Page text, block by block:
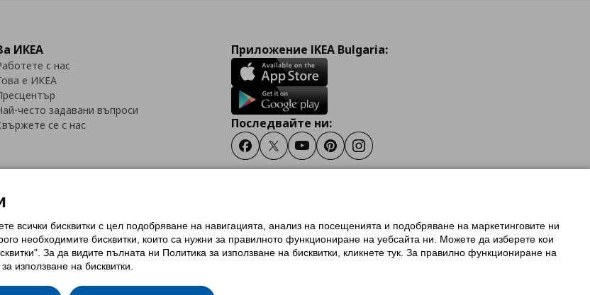
ИКЕА
с нас
е ИКЕА
често задавани въпроси
се с нас
Приложение IKEA Bulgaria:
Последвайте ни:
FacebookTwitterYoutubePinterestInstagram
Избор на настройки за използване на бисквиткиУсловия за ползване на ikea.bg
защита на личните данни на ikea.bg
Общи условия на програма IKEA Family
IKEA Family
всички бисквитки с цел подобряване на навигацията, анализ на посещенията и подобряване на маркетинговите ни
необходимитe бисквитки, които са нужни за правилното функциониране на уебсайта ни. Можете да изберете кои
За да видите пълната ни Политика за използване на бисквитки, кликнете тук. За правилно функциониране на
използване на бисквитки.